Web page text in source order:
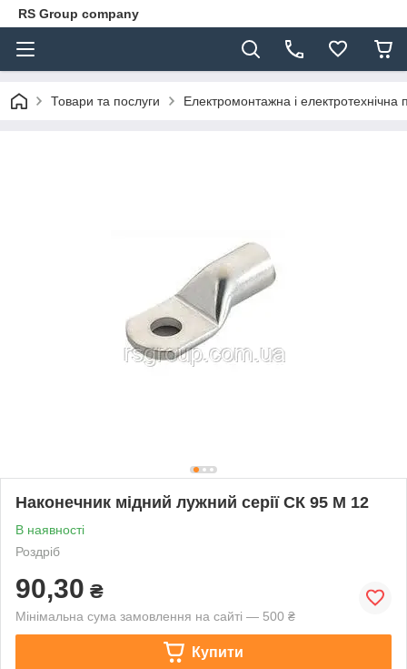
RS Group company
Товари та послуги Електромонтажна і електротехнічна
Наконечник мідний лужний серії СК 95 М 12
В наявності
Роздріб
90,30 ₴
Мінімальна сума замовлення на сайті — 500 ₴
Купити